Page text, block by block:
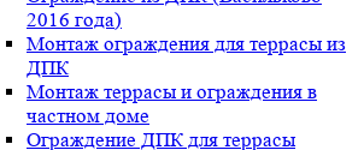
2016 года)
Монтаж ограждения для террасы из
ДПК
Монтаж террасы и ограждения в
частном доме
Ограждение ДПК для террасы